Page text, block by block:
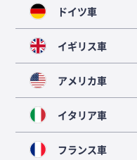
ドイツ車
イギリス車
アメリカ車
イタリア車
フランス車